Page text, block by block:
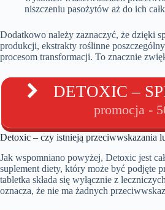
niszczeniu pasożytów aż do ich
Dodatkowo należy zaznaczyć, że dzięki
produkcji, ekstrakty roślinne
procesom transformacji. To znacznie
DETOXIC –
promocja -
Detoxic – czy istnieją przeciwwskazania
Jak wspomniano powyżej, Detoxic jest
suplement diety, który może być podjęte
tabletka składa się wyłącznie z
oznacza, że nie ma żadnych